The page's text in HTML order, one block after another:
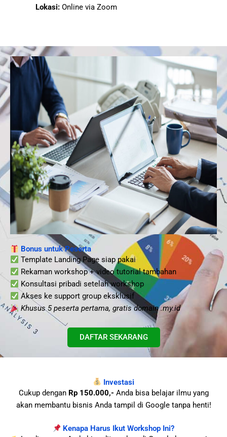
Lokasi: Online via Zoom
Bonus untuk Peserta
Template Landing Page siap pakai
Rekaman workshop + video tutorial tambahan
Konsultasi pribadi setelah workshop
Akses ke support group eksklusif
Khusus 5 peserta pertama, gratis domain .my.id
DAFTAR SEKARANG
Investasi
Cukup dengan Rp 150.000,- Anda bisa belajar ilmu yang
akan membantu bisnis Anda tampil di Google tanpa henti!
Kenapa Harus Ikut Workshop Ini?